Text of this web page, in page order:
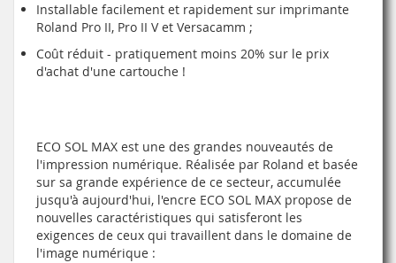
Installable facilement et rapidement sur imprimante
Roland Pro II, Pro II V et Versacamm ;
Coût réduit - pratiquement moins 20% sur le prix
d'achat d'une cartouche !
ECO SOL MAX est une des grandes nouveautés de
l'impression numérique. Réalisée par Roland et basée
sur sa grande expérience de ce secteur, accumulée
jusqu'à aujourd'hui, l'encre ECO SOL MAX propose de
nouvelles caractéristiques qui satisferont les
exigences de ceux qui travaillent dans le domaine de
l'image numérique :